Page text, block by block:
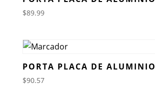
$89.99
PORTA PLACA DE ALUMINIO
$90.57